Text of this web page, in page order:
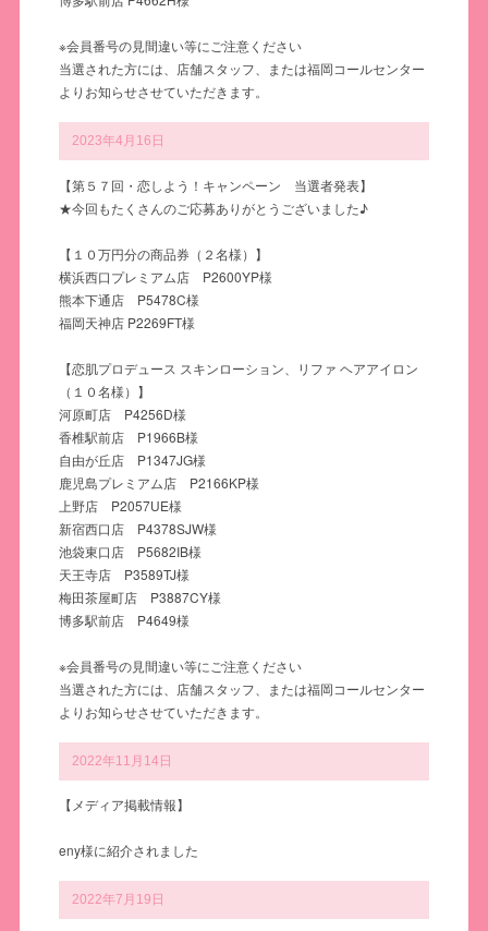
※会員番号の見間違い等にご注意ください
当選された方には、店舗スタッフ、または福岡コールセンター
よりお知らせさせていただきます。
2023年4月16日
【第５７回・恋しよう！キャンペーン 当選者発表】
★今回もたくさんのご応募ありがとうございました♪
【１０万円分の商品券（２名様）】
横浜西口プレミアム店 P2600YP様
熊本下通店 P5478C様
福岡天神店 P2269FT様
【恋肌プロデュース スキンローション、リファ ヘアアイロン
（１０名様）】
河原町店 P4256D様
香椎駅前店 P1966B様
自由が丘店 P1347JG様
鹿児島プレミアム店 P2166KP様
上野店 P2057UE様
新宿西口店 P4378SJW様
池袋東口店 P5682IB様
天王寺店 P3589TJ様
梅田茶屋町店 P3887CY様
博多駅前店 P4649様
※会員番号の見間違い等にご注意ください
当選された方には、店舗スタッフ、または福岡コールセンター
よりお知らせさせていただきます。
2022年11月14日
【メディア掲載情報】
eny様に紹介されました
2022年7月19日